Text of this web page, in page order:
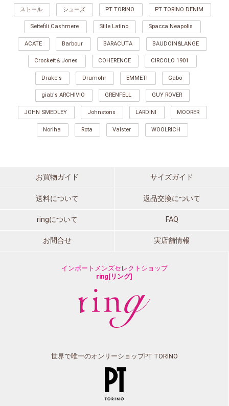
ストール シューズ PT TORINO PT TORINO DENIM
Settefili Cashmere Stile Latino Spacca Neapolis
ACATE Barbour BARACUTA BAUDOIN&LANGE
Crockett＆Jones COHERENCE CIRCOLO 1901
Drake's Drumohr EMMETI Gabo
giab's ARCHIVIO GRENFELL GUY ROVER
JOHN SMEDLEY Johnstons LARDINI MOORER
Norlha Rota Valster WOOLRICH